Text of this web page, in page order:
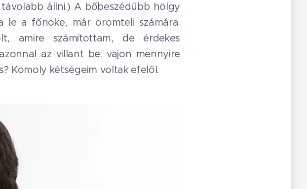
állni.) A bőbeszédűbb hölgy
le a főnöke, már örömteli számára.
amire számítottam, de érdekes
az villant be: vajon mennyire
Komoly kétségeim voltak efelől.